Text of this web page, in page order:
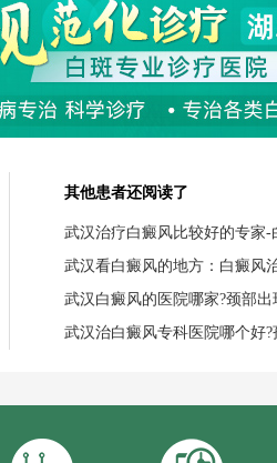
其他患者还阅读了
武汉治疗白癜风比较好的专家-
武汉看白癜风的地方：白癜风
武汉白癜风的医院哪家?颈部
武汉治白癜风专科医院哪个好